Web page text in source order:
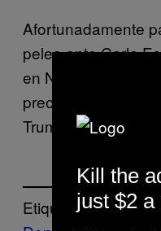
Afortunadamente
pelea ante Carla
en Nueva Escocia,
preocuparse aún
Trump.
Etiquetado:
Kill the
just $2 a